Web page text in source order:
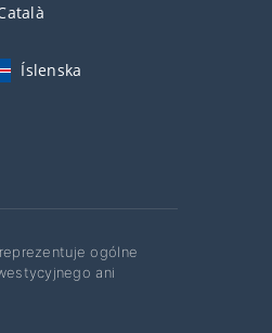
Íslenska
ogólne
ani